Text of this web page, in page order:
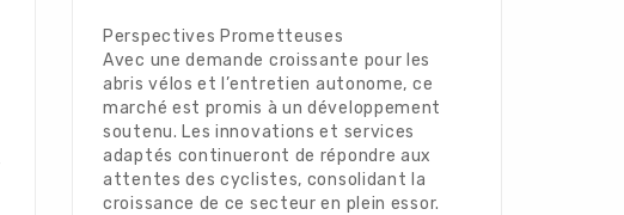
Perspectives Prometteuses
Avec une demande croissante pour les
abris vélos et l’entretien autonome, ce
marché est promis à un développement
soutenu. Les innovations et services
adaptés continueront de répondre aux
attentes des cyclistes, consolidant la
croissance de ce secteur en plein essor.